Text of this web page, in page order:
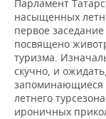
Парламент
насыщенных
первое
посвящено
туризма.
скучно, и
запоминающиеся
летнего
ироничных